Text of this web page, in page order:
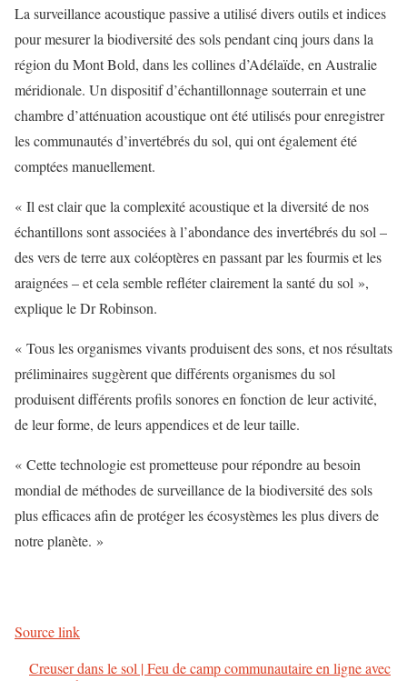
La surveillance acoustique passive a utilisé divers outils et indices
pour mesurer la biodiversité des sols pendant cinq jours dans la
région du Mont Bold, dans les collines d’Adélaïde, en Australie
méridionale. Un dispositif d’échantillonnage souterrain et une
chambre d’atténuation acoustique ont été utilisés pour enregistrer
les communautés d’invertébrés du sol, qui ont également été
comptées manuellement.
« Il est clair que la complexité acoustique et la diversité de nos
échantillons sont associées à l’abondance des invertébrés du sol –
des vers de terre aux coléoptères en passant par les fourmis et les
araignées – et cela semble refléter clairement la santé du sol »,
explique le Dr Robinson.
« Tous les organismes vivants produisent des sons, et nos résultats
préliminaires suggèrent que différents organismes du sol
produisent différents profils sonores en fonction de leur activité,
de leur forme, de leurs appendices et de leur taille.
« Cette technologie est prometteuse pour répondre au besoin
mondial de méthodes de surveillance de la biodiversité des sols
plus efficaces afin de protéger les écosystèmes les plus divers de
notre planète. »
Source link
Creuser dans le sol | Feu de camp communautaire en ligne avec